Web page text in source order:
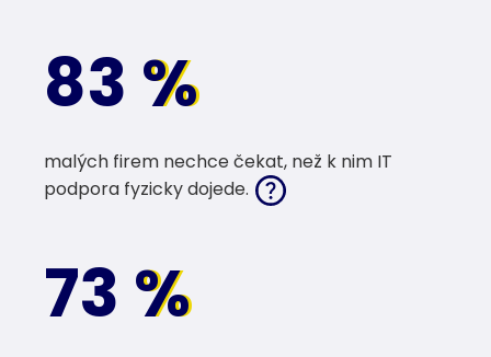
83 %
%
malých firem nechce čekat, než k nim IT
podpora fyzicky dojede.
73 %
%